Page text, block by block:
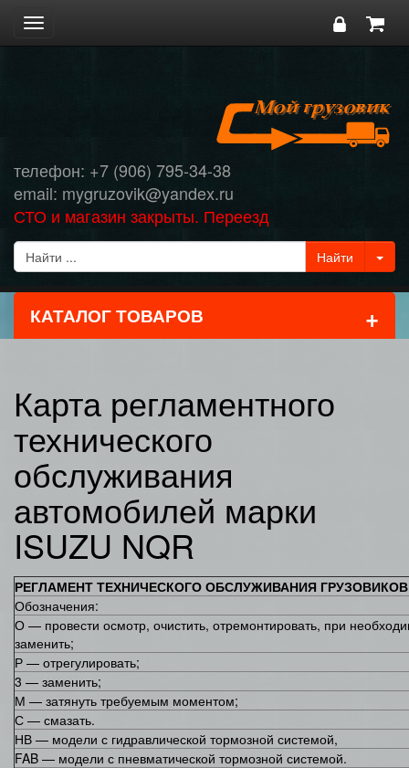
Toggle
navigation
телефон: +7 (906) 795-34-38
email: mygruzovik@yandex.ru
СТО и магазин закрыты. Переезд
КАТАЛОГ ТОВАРОВ +
Карта регламентного
технического
обслуживания
автомобилей марки
ISUZU NQR
РЕГЛАМЕНТ ТЕХНИЧЕСКОГО ОБСЛУЖИВАНИЯ ГРУЗОВИКОВ
Обозначения:
О — провести осмотр, очистить, отремонтировать, при
заменить;
Р — отрегулировать;
3 — заменить;
М — затянуть требуемым моментом;
С — смазать.
НВ — модели с гидравлической тормозной системой,
FAB — модели с пневматической тормозной системой.